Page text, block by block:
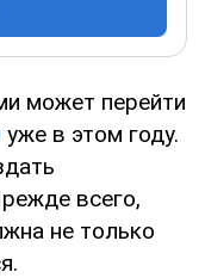
может перейти
уже в этом году.
всего,
не только